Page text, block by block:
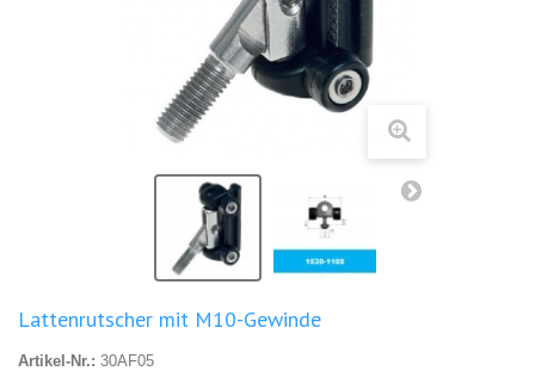
Lattenrutscher mit M10-Gewinde
Artikel-Nr.: 30AF05